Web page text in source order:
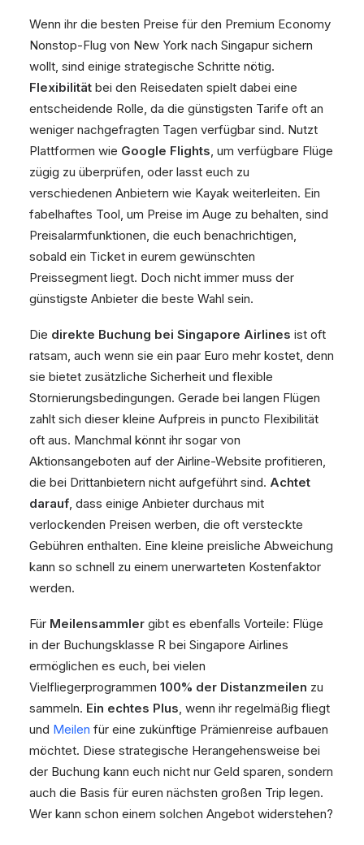
Wenn ihr die besten Preise für den Premium Economy
Nonstop-Flug von New York nach Singapur sichern
wollt, sind einige strategische Schritte nötig.
Flexibilität bei den Reisedaten spielt dabei eine
entscheidende Rolle, da die günstigsten Tarife oft an
weniger nachgefragten Tagen verfügbar sind. Nutzt
Plattformen wie Google Flights, um verfügbare Flüge
zügig zu überprüfen, oder lasst euch zu
verschiedenen Anbietern wie Kayak weiterleiten. Ein
fabelhaftes Tool, um Preise im Auge zu behalten, sind
Preisalarmfunktionen, die euch benachrichtigen,
sobald ein Ticket in eurem gewünschten
Preissegment liegt. Doch nicht immer muss der
günstigste Anbieter die beste Wahl sein.
Die direkte Buchung bei Singapore Airlines ist oft
ratsam, auch wenn sie ein paar Euro mehr kostet, denn
sie bietet zusätzliche Sicherheit und flexible
Stornierungsbedingungen. Gerade bei langen Flügen
zahlt sich dieser kleine Aufpreis in puncto Flexibilität
oft aus. Manchmal könnt ihr sogar von
Aktionsangeboten auf der Airline-Website profitieren,
die bei Drittanbietern nicht aufgeführt sind. Achtet
darauf, dass einige Anbieter durchaus mit
verlockenden Preisen werben, die oft versteckte
Gebühren enthalten. Eine kleine preisliche Abweichung
kann so schnell zu einem unerwarteten Kostenfaktor
werden.
Für Meilensammler gibt es ebenfalls Vorteile: Flüge
in der Buchungsklasse R bei Singapore Airlines
ermöglichen es euch, bei vielen
Vielfliegerprogrammen 100% der Distanzmeilen zu
sammeln. Ein echtes Plus, wenn ihr regelmäßig fliegt
und Meilen für eine zukünftige Prämienreise aufbauen
möchtet. Diese strategische Herangehensweise bei
der Buchung kann euch nicht nur Geld sparen, sondern
auch die Basis für euren nächsten großen Trip legen.
Wer kann schon einem solchen Angebot widerstehen?